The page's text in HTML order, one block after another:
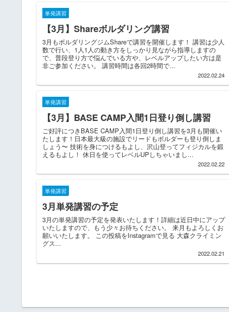
単発講習
【3月】Shareボルダリング講習
3月もボルダリングジムShareで講習を開催します！ 講習は少人
数で行い、1人1人の動き方をしっかり見ながら指導しますの
で、普段登り方で悩んでいる方や、レベルアップしたい方は是
非ご参加ください。 講習時間は各回2時間で...
2022.02.24
単発講習
【3月】BASE CAMP入間1日登り倒し講習
ご好評につきBASE CAMP入間1日登り倒し講習を3月も開催い
たします！日本最大級の施設でリードもボルダーも登り倒しま
しょう〜 技術を身につけるもよし、沢山登ってフィジカルを鍛
えるもよし！ 休日を使ってレベルUPしちゃいまし...
2022.02.22
単発講習
3月単発講習の予定
3月の単発講習の予定を発表いたします！詳細は近日中にアップ
いたしますので、もう少々お待ちください。 来月もよろしくお
願いいたします。 この投稿をInstagramで見る 大森クライミン
グス...
2022.02.21